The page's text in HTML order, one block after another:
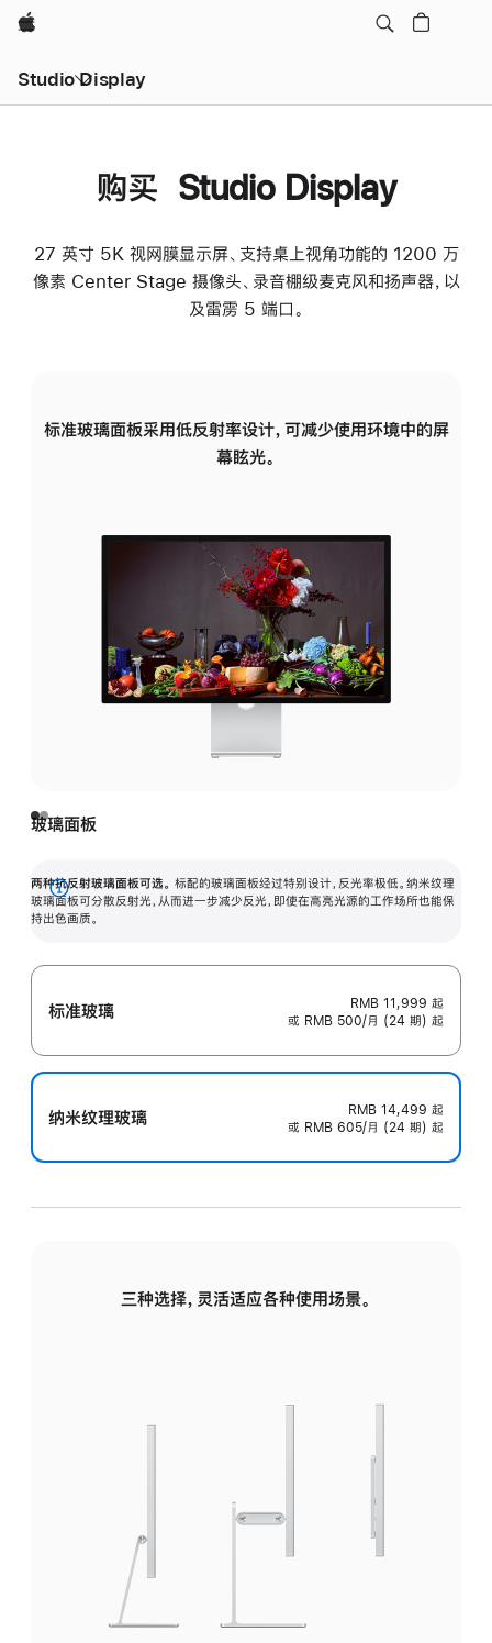
Apple
Studio Display
购买 Studio Display
27 英寸 5K 视网膜显示屏、支持桌上视角功能的 1200 万
像素 Center Stage 摄像头、录音棚级麦克风和扬声器，以
及雷雳 5 端口。
标准玻璃面板采用低反射率设计，可减少使用环境中的屏
幕眩光。
玻璃面板
两种抗反射玻璃面板可选。 标配的玻璃面板经过特别设计，反光率极低。纳米纹理
玻璃面板可分散反射光，从而进一步减少反光，即使在高亮光源的工作场所也能保
持出色画质。
展
开
标准玻璃 RMB 11,999 起
或 RMB 500/月 (24 期) 起
纳米纹理玻璃 RMB 14,499 起
或 RMB 605/月 (24 期) 起
三种选择，灵活适应各种使用场景。